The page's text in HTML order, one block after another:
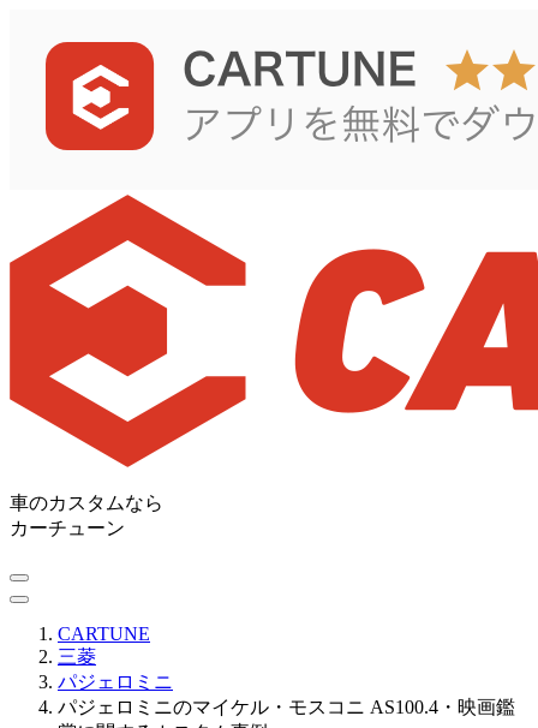
車のカスタムなら
カーチューン
CARTUNE
三菱
パジェロミニ
パジェロミニのマイケル・モスコニ AS100.4・映画鑑